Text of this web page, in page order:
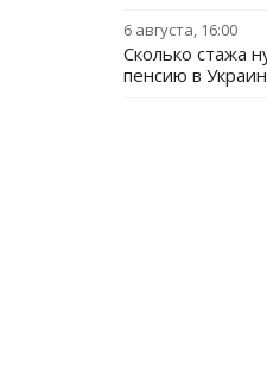
6 августа, 16:00
Сколько стажа
пенсию в